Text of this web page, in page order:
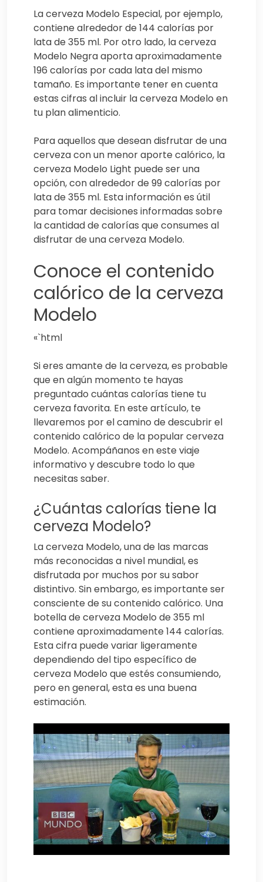
La cerveza Modelo Especial, por ejemplo,
contiene alrededor de 144 calorías por
lata de 355 ml. Por otro lado, la cerveza
Modelo Negra aporta aproximadamente
196 calorías por cada lata del mismo
tamaño. Es importante tener en cuenta
estas cifras al incluir la cerveza Modelo en
tu plan alimenticio.
Para aquellos que desean disfrutar de una
cerveza con un menor aporte calórico, la
cerveza Modelo Light puede ser una
opción, con alrededor de 99 calorías por
lata de 355 ml. Esta información es útil
para tomar decisiones informadas sobre
la cantidad de calorías que consumes al
disfrutar de una cerveza Modelo.
Conoce el contenido
calórico de la cerveza
Modelo
«`html
Si eres amante de la cerveza, es probable
que en algún momento te hayas
preguntado cuántas calorías tiene tu
cerveza favorita. En este artículo, te
llevaremos por el camino de descubrir el
contenido calórico de la popular cerveza
Modelo. Acompáñanos en este viaje
informativo y descubre todo lo que
necesitas saber.
¿Cuántas calorías tiene la
cerveza Modelo?
La cerveza Modelo, una de las marcas
más reconocidas a nivel mundial, es
disfrutada por muchos por su sabor
distintivo. Sin embargo, es importante ser
consciente de su contenido calórico. Una
botella de cerveza Modelo de 355 ml
contiene aproximadamente 144 calorías.
Esta cifra puede variar ligeramente
dependiendo del tipo específico de
cerveza Modelo que estés consumiendo,
pero en general, esta es una buena
estimación.